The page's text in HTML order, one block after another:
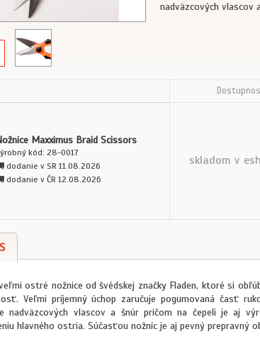
nadväzcových vlascov
Maxximus Braid Scissors
kód: 28-0017
dodanie v SR 11.08.2026
dodanie v ČR 12.08.2026
skladom v
ostré nožnice od švédskej značky Fladen, ktoré si
Veľmi príjemný úchop zaručuje pogumovaná časť
nadväzcových vlascov a šnúr pričom na čepeli je aj
hlavného ostria. Súčasťou nožníc je aj pevný prepravný